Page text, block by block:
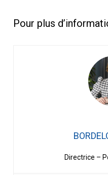
Pour plus
Directrice –